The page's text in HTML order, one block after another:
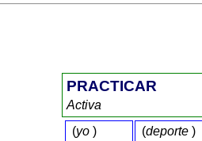
PRACTICAR
Activa
(yo)
(deporte)